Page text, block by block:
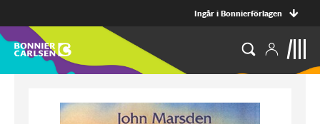
Ingår i Bonnierförlagen